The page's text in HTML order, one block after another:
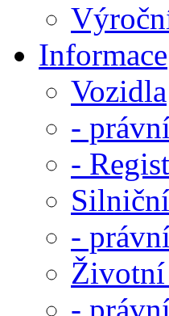
Informace
Vozidla
-
-
-
Životní